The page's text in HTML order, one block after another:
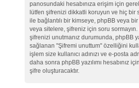
panosundaki hesabınıza erişim için
lütfen şifrenizi dikkatli koruyun ve hiç bir
ile bağlantılı bir kimseye, phpBB veya
veya sitelere, şifreniz için soru sormayın.
şifrenizi unutmanız durumunda, phpBB
sağlanan "Şifremi unuttum" özelliğini
işlem size kullanıcı adınızı ve e-posta
daha sonra phpBB yazılımı hesabınız
şifre oluşturacaktır.